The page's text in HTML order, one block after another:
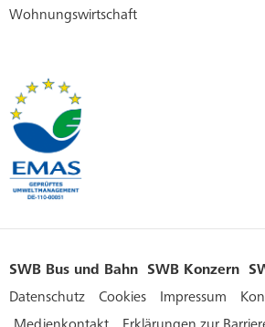
Wohnungswirtschaft
SWB Bus und Bahn SWB Konzern
Datenschutz
Cookies Impressum